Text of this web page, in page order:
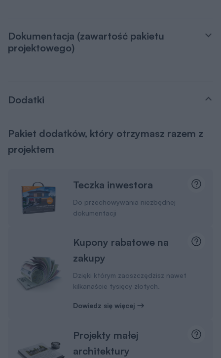
Dokumentacja (zawartość pakietu
projektowego)
Dodatki
Pakiet dodatków, który otrzymasz razem z
projektem
Teczka inwestora
Do przechowywania niezbędnej
dokumentacji
Kupony rabatowe na
zakupy
Dzięki którym zaoszczędzisz nawet
kilkanaście tysięcy złotych.
Dowiedz się więcej
Projekty małej
architektury